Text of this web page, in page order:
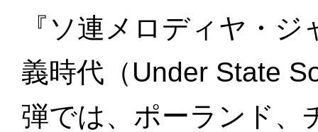
『ソ連メロディヤ・
義時代（Under State
弾では、ポーランド、